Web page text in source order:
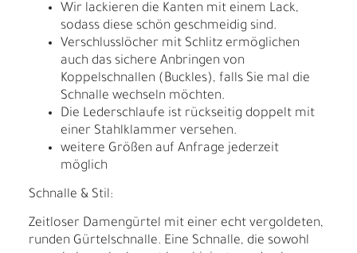
Wir lackieren die Kanten mit einem Lack,
sodass diese schön geschmeidig sind.
Verschlusslöcher mit Schlitz ermöglichen
auch das sichere Anbringen von
Koppelschnallen (Buckles), falls Sie mal die
Schnalle wechseln möchten.
Die Lederschlaufe ist rückseitig doppelt mit
einer Stahlklammer versehen.
weitere Größen auf Anfrage jederzeit
möglich
Schnalle & Stil:
Zeitloser Damengürtel mit einer echt vergoldeten,
runden Gürtelschnalle. Eine Schnalle, die sowohl